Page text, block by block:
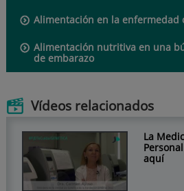
Alimentación en la enfermedad
Alimentación nutritiva en una
de embarazo
Vídeos relacionados
La
aquí